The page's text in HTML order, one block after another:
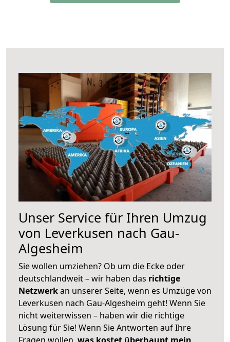
Unser Service für Ihren Umzug
von Leverkusen nach Gau-
Algesheim
Sie wollen umziehen? Ob um die Ecke oder
deutschlandweit – wir haben das richtige
Netzwerkan unserer Seite, wenn es Umzüge von
Leverkusen nach Gau-Algesheim geht! Wenn Sie
nicht weiterwissen – haben wir die richtige
Lösung für Sie! Wenn Sie Antworten auf Ihre